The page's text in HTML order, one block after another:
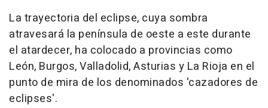
La trayectoria del eclipse, cuya sombra
atravesará la península de oeste a este durante
el atardecer, ha colocado a provincias como
León, Burgos, Valladolid, Asturias y La Rioja en el
punto de mira de los denominados 'cazadores de
eclipses'.